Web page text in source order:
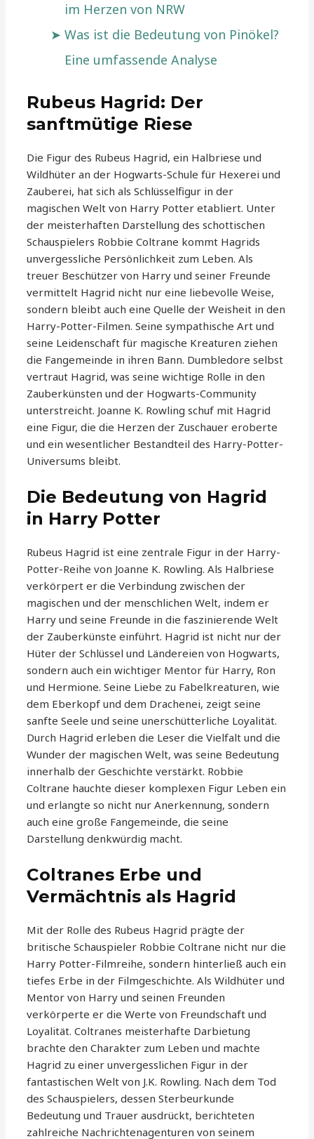
im Herzen von NRW
Was ist die Bedeutung von Pinökel?
Eine umfassende Analyse
Rubeus Hagrid: Der
sanftmütige Riese
Die Figur des Rubeus Hagrid, ein Halbriese und
Wildhüter an der Hogwarts-Schule für Hexerei und
Zauberei, hat sich als Schlüsselfigur in der
magischen Welt von Harry Potter etabliert. Unter
der meisterhaften Darstellung des schottischen
Schauspielers Robbie Coltrane kommt Hagrids
unvergessliche Persönlichkeit zum Leben. Als
treuer Beschützer von Harry und seiner Freunde
vermittelt Hagrid nicht nur eine liebevolle Weise,
sondern bleibt auch eine Quelle der Weisheit in den
Harry-Potter-Filmen. Seine sympathische Art und
seine Leidenschaft für magische Kreaturen ziehen
die Fangemeinde in ihren Bann. Dumbledore selbst
vertraut Hagrid, was seine wichtige Rolle in den
Zauberkünsten und der Hogwarts-Community
unterstreicht. Joanne K. Rowling schuf mit Hagrid
eine Figur, die die Herzen der Zuschauer eroberte
und ein wesentlicher Bestandteil des Harry-Potter-
Universums bleibt.
Die Bedeutung von Hagrid
in Harry Potter
Rubeus Hagrid ist eine zentrale Figur in der Harry-
Potter-Reihe von Joanne K. Rowling. Als Halbriese
verkörpert er die Verbindung zwischen der
magischen und der menschlichen Welt, indem er
Harry und seine Freunde in die faszinierende Welt
der Zauberkünste einführt. Hagrid ist nicht nur der
Hüter der Schlüssel und Ländereien von Hogwarts,
sondern auch ein wichtiger Mentor für Harry, Ron
und Hermione. Seine Liebe zu Fabelkreaturen, wie
dem Eberkopf und dem Drachenei, zeigt seine
sanfte Seele und seine unerschütterliche Loyalität.
Durch Hagrid erleben die Leser die Vielfalt und die
Wunder der magischen Welt, was seine Bedeutung
innerhalb der Geschichte verstärkt. Robbie
Coltrane hauchte dieser komplexen Figur Leben ein
und erlangte so nicht nur Anerkennung, sondern
auch eine große Fangemeinde, die seine
Darstellung denkwürdig macht.
Coltranes Erbe und
Vermächtnis als Hagrid
Mit der Rolle des Rubeus Hagrid prägte der
britische Schauspieler Robbie Coltrane nicht nur die
Harry Potter-Filmreihe, sondern hinterließ auch ein
tiefes Erbe in der Filmgeschichte. Als Wildhüter und
Mentor von Harry und seinen Freunden
verkörperte er die Werte von Freundschaft und
Loyalität. Coltranes meisterhafte Darbietung
brachte den Charakter zum Leben und machte
Hagrid zu einer unvergesslichen Figur in der
fantastischen Welt von J.K. Rowling. Nach dem Tod
des Schauspielers, dessen Sterbeurkunde
Bedeutung und Trauer ausdrückt, berichteten
zahlreiche Nachrichtenagenturen von seinem